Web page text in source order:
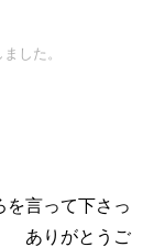
した。
を言って下さっ
ありがとうご